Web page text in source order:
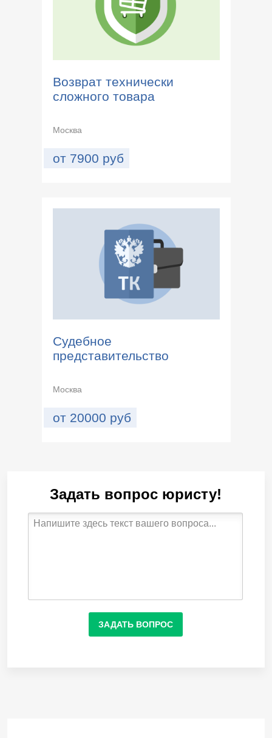
Возврат технически
сложного товара
Москва
от 7900 руб
Судебное
представительство
Москва
от 20000 руб
Задать вопрос юристу!
ЗАДАТЬ ВОПРОС